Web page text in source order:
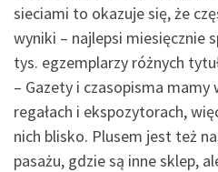
sieciami to okazuje się, że
wyniki – najlepsi miesięcznie
tys. egzemplarzy różnych
– Gazety i czasopisma mamy
regałach i ekspozytorach,
nich blisko. Plusem jest też
pasażu, gdzie są inne sklep,